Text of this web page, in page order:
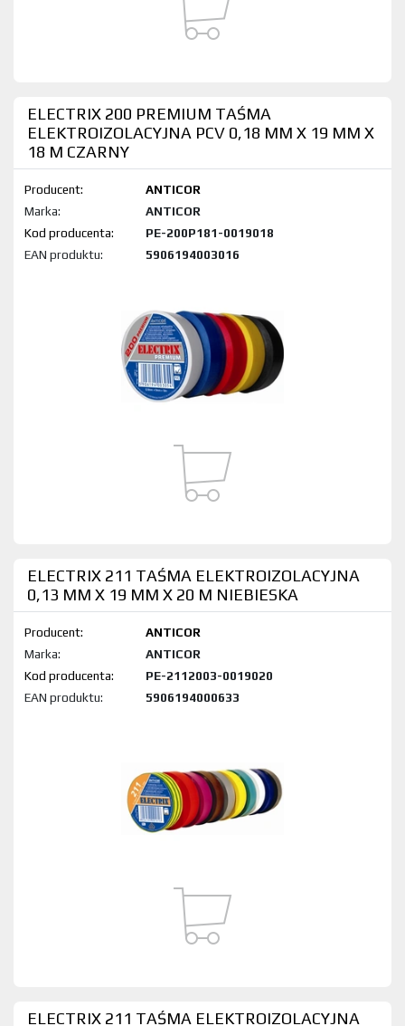
ELECTRIX 200 PREMIUM TAŚMA
ELEKTROIZOLACYJNA PCV 0,18 MM X 19 MM X
18 M CZARNY
Producent:
ANTICOR
Marka:
ANTICOR
Kod produktu:
PE-200P181-0019018
EAN produktu:
5906194003016
ELECTRIX 211 TAŚMA ELEKTROIZOLACYJNA
0,13 MM X 19 MM X 20 M NIEBIESKA
Producent:
ANTICOR
Marka:
ANTICOR
Kod produktu:
PE-2112003-0019020
EAN produktu:
5906194000633
ELECTRIX 211 TAŚMA ELEKTROIZOLACYJNA